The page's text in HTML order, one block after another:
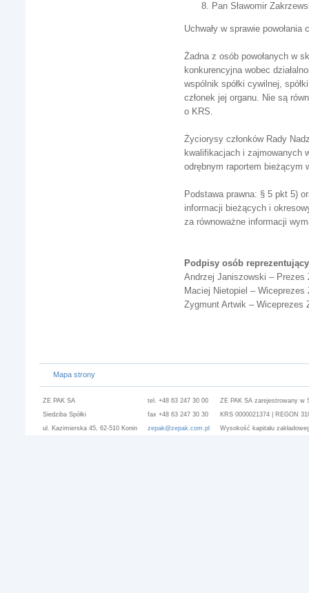
Pan Sławomir
Uchwały w sprawie
Żadna z osób powołanych w
konkurencyjna wobec
wspólnik spółki cywilnej,
członek jej organu. Nie są
o KRS.
Życiorysy członków Rady
kwalifikacjach i zajmowanych
odrębnym raportem bieżącym
Podstawa prawna: § 5 pkt 5)
informacji bieżących i
za równoważne informacji
Podpisy osób
Andrzej Janiszowski – Prezes
Maciej Nietopiel – Wiceprezes
Zygmunt Artwik – Wiceprezes
Mapa strony
ZE PAK SA
Siedziba Spółki
ul. Kazimierska 45, 62-510 Konin
tel. +48 63 247 30 00
fax +48 63 247 30 30
zepak@zepak.com.pl
ZE PAK SA zarejestrowany w
KRS 0000021374 | REGON
Wysokość kapitału